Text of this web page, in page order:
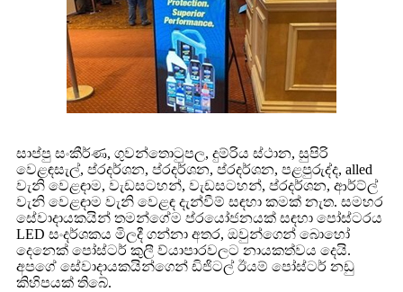
සාප්පු සංකීර්ණ, ගුවන්තොටුපල, දුම්රිය ස්ථාන, සුපිරි
වෙළඳසැල්, ප්රදර්ශන, ප්රදර්ශන, ප්රදර්ශන, පළපුරුද්ද, alled
වැනි වෙළඳාම, වැඩසටහන්, වැඩසටහන්, ප්රදර්ශන, ආර්ට්ල්
වැනි වෙළඳාම වැනි වෙළඳ දැන්වීම් සඳහා කමක් නැත. සමහර
සේවාදායකයින් තමන්ගේම ප්රයෝජනයක් සඳහා පෝස්ටරය
LED ​​සංදර්ශකය මිලදී ගන්නා අතර, ඔවුන්ගෙන් බොහෝ
දෙනෙක් පෝස්ටර් කුලී ව්යාපාරවලට නායකත්වය දෙයි.
අපගේ සේවාදායකයින්ගෙන් ඩිජිටල් ඊයම් පෝස්ටර් නඩු
කිහිපයක් තිබේ.